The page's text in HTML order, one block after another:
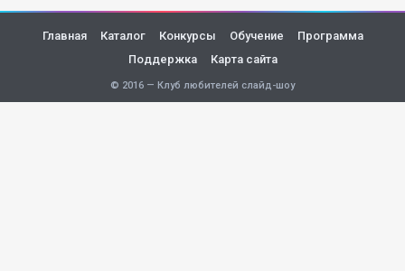
Главная Каталог Конкурсы Обучение
Программа
Поддержка
Карта сайта
© 2016 — Клуб любителей слайд-шоу